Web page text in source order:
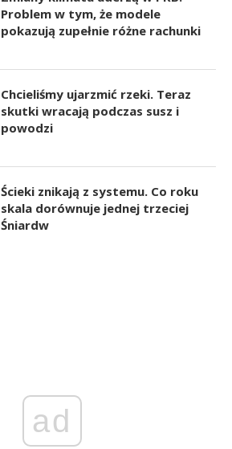
Problem w tym, że modele
pokazują zupełnie różne rachunki
Chcieliśmy ujarzmić rzeki. Teraz
skutki wracają podczas susz i
powodzi
Ścieki znikają z systemu. Co roku
skala dorównuje jednej trzeciej
Śniardw
ad